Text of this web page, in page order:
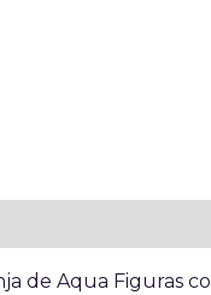
de Aqua Figuras